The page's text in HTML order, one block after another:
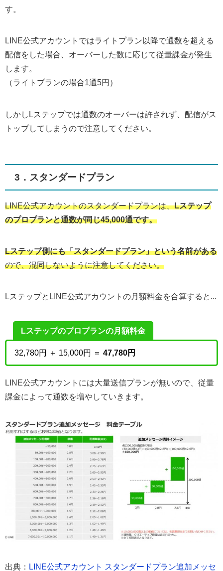
す。
LINE公式アカウントではライトプラン以降で通数を超える
配信をした場合、オーバーした数に応じて従量課金が発生
します。
（ライトプランの場合1通5円）
しかしLステップでは通数のオーバーは許されず、配信がス
トップしてしまうので注意してください。
3．スタンダードプラン
LINE公式アカウントのスタンダードプランは、Lステップ
のプロプランと通数が同じ45,000通です。
Lステップ側にも「スタンダードプラン」という名前がある
ので、混同しないように注意してください。
LステップとLINE公式アカウントの月額料金を合算すると...
Lステップのプロプランの月額料金
32,780円 ＋ 15,000円 ＝ 47,780円
LINE公式アカウントには大量送信プランが無いので、従量
課金によって通数を増やしていきます。
出典：
LINE公式アカウント スタンダードプラン追加メッセ